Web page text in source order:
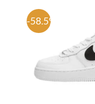
-58.5%